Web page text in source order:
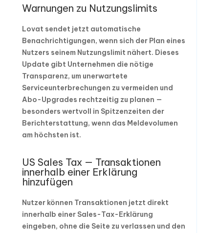
Warnungen zu Nutzungslimits
Lovat sendet jetzt automatische
Benachrichtigungen, wenn sich der Plan eines
Nutzers seinem Nutzungslimit nähert. Dieses
Update gibt Unternehmen die nötige
Transparenz, um unerwartete
Serviceunterbrechungen zu vermeiden und
Abo-Upgrades rechtzeitig zu planen —
besonders wertvoll in Spitzenzeiten der
Berichterstattung, wenn das Meldevolumen
am höchsten ist.
US Sales Tax — Transaktionen
innerhalb einer Erklärung
hinzufügen
Nutzer können Transaktionen jetzt direkt
innerhalb einer Sales-Tax-Erklärung
eingeben, ohne die Seite zu verlassen und den